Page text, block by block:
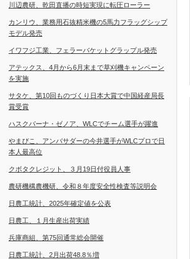
川辺農研、乾田直播の時短実現に転圧ローラー
カンリウ、業務用石抜精米機の5馬力フラッグシップ
モデル発売
イワフジ工業、フェラーバケットグラップル発売
アテックス、4月から6月末まで草刈機キャンペーン
を実施
サタケ、第10回ものづくり日本大賞で中国経産局長
賞受賞
ハスクバーナ・ゼノア、WLCでチーム選手が躍進
やまびこ、アンバサダーの今井選手がWLCプロで日
本人最高位
クボタクレジット、３月19日付役員人事
農研機構農機研、令和８年度安全性検査等説明会
日農工統計、2025年確定値を公表
日農工、１月生産出荷実績
兵庫商組、第75回通常総会開催
日農工統計、2月出荷48.8％増